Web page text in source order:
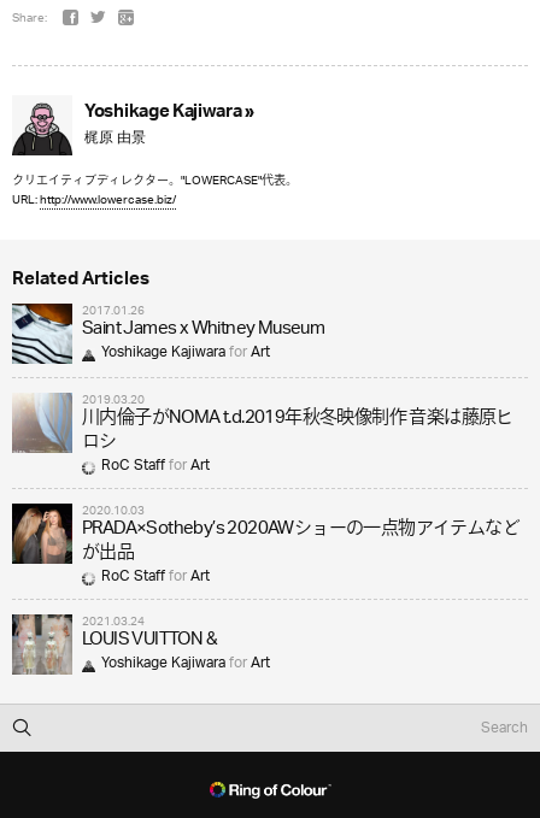
Share:
Yoshikage Kajiwara »
梶原 由景
クリエイティブディレクター。"LOWERCASE"代表。
URL:http://www.lowercase.biz/
Related Articles
2017.01.26
Saint James x Whitney Museum
Yoshikage KajiwaraforArt
2019.03.20
川内倫子がNOMA t.d.2019年秋冬映像制作 音楽は藤原ヒ
ロシ
RoC StaffforArt
2020.10.03
PRADA×Sotheby’s 2020AWショーの一点物アイテムなど
が出品
RoC StaffforArt
2021.03.24
LOUIS VUITTON &
Yoshikage KajiwaraforArt